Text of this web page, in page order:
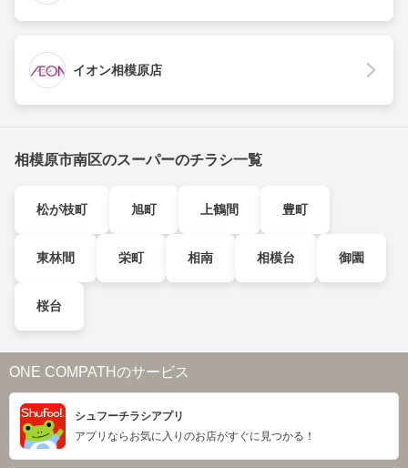
イオン相模原店
相模原市南区のスーパーのチラシ一覧
松が枝町 旭町 上鶴間 豊町
東林間 栄町 相南 相模台 御園
桜台
ONE COMPATHのサービス
シュフーチラシアプリ
アプリならお気に入りのお店がすぐに見つかる！